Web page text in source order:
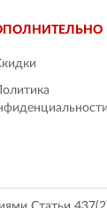
Политика